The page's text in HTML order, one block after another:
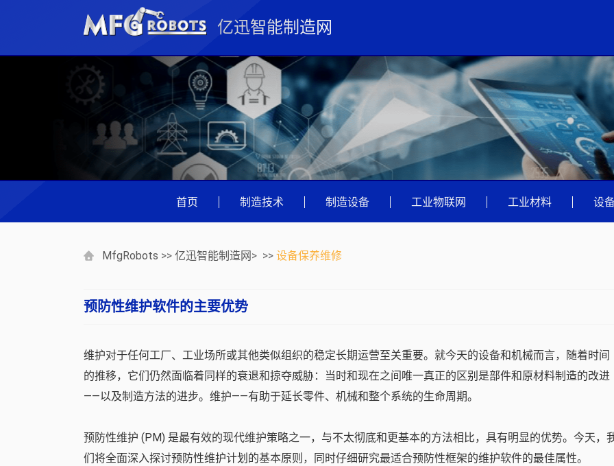
亿迅智能制造网
首页 制造技术 制造设备 工业物联网 工业材料 设
MfgRobots >> 亿迅智能制造网> >> 设备保养维修
预防性维护软件的主要优势
维护对于任何工厂、工业场所或其他类似组织的稳定长期运营至关重要。就今天的设备和机械而言，随着时间
的推移，它们仍然面临着同样的衰退和掠夺威胁：当时和现在之间唯一真正的区别是部件和原材料制造的改进
——以及制造方法的进步。维护——有助于延长零件、机械和整个系统的生命周期。
预防性维护 (PM) 是最有效的现代维护策略之一，与不太彻底和更基本的方法相比，具有明显的优势。今天，
们将全面深入探讨预防性维护计划的基本原则，同时仔细研究最适合预防性框架的维护软件的最佳属性。